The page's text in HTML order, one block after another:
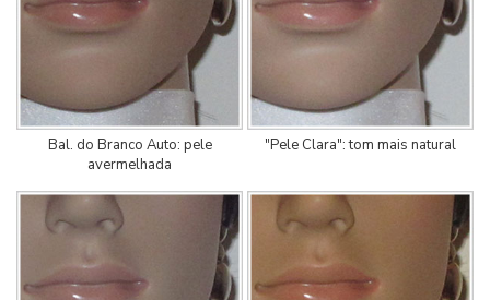
Bal. do Branco Auto: pele
avermelhada
"Pele Clara": tom mais natural